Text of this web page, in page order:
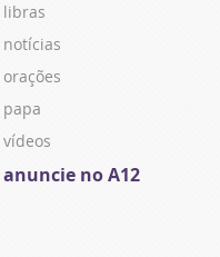
libras
notícias
orações
papa
vídeos
anuncie no A12